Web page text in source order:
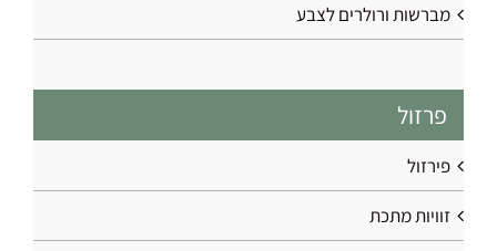
מברשות ורולרים לצבע
פרזול
פירזול
זוויות מתכת